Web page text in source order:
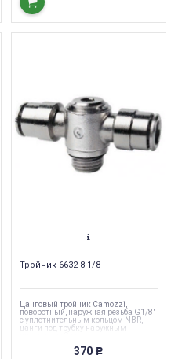
Тройник 6632 8-1/8
Цанговый тройник Camozzi,
поворотный, наружная резьба G1/8"
с уплотнительным кольцом NBR,
цанги под трубку наружным
370 Р